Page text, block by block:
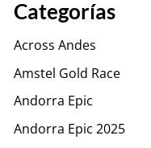
Categorías
Across Andes
Amstel Gold Race
Andorra Epic
Andorra Epic 2025